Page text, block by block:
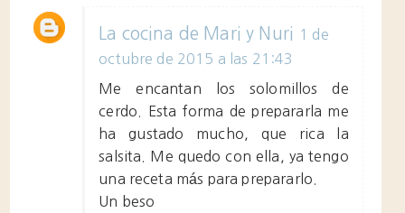
La cocina de Mari y Nuri
1 de
octubre de 2015 a las 21:43
Me encantan los solomillos de
cerdo. Esta forma de prepararla me
ha gustado mucho, que rica la
salsita. Me quedo con ella, ya tengo
una receta más para prepararlo.
Un beso